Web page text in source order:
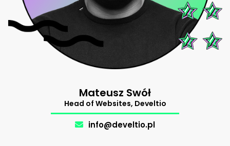
Mateusz Swół
Head of Websites, Develtio
info@develtio.pl
Support
The Makers.